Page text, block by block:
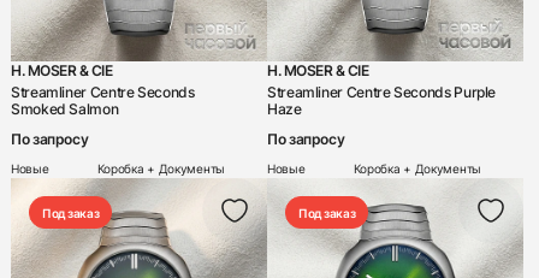
H. MOSER & CIE
Streamliner Centre Seconds
Smoked Salmon
По запросу
Новые Коробка + Документы
H. MOSER & CIE
Streamliner Centre Seconds Purple
Haze
По запросу
Новые Коробка + Документы
Под заказ Под заказ